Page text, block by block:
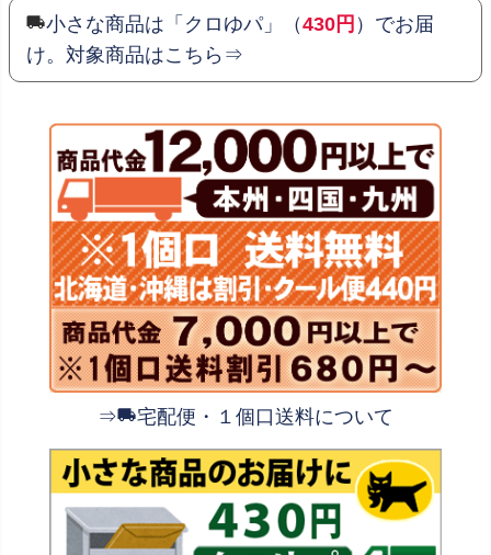
小さな商品は「クロゆパ」（430円 ）でお届
け。対象商品はこちら⇒
⇒ 宅配便・１個口送料について